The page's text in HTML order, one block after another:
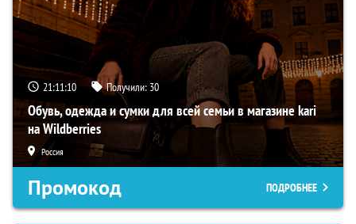
21:11:08 Получили: 30
Обувь, одежда и сумки для всей семьи в магазине kari
на Wildberries
Россия
Промокод ПОДРОБНЕЕ